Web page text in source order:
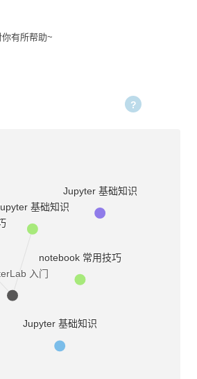
有所帮助~
notebook 常用技巧
Jupyter 基础知识
Jupyter 基础知识
入门
基础知识